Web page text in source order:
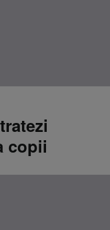
copii